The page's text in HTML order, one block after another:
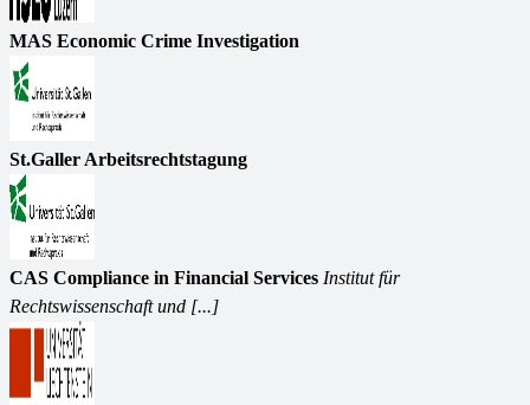
MAS Economic Crime Investigation
St.Galler Arbeitsrechtstagung
CAS Compliance in Financial Services Institut für
Rechtswissenschaft und [...]